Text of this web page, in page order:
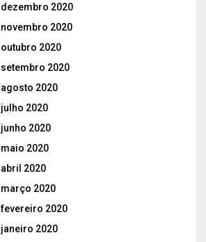
dezembro 2020
novembro 2020
outubro 2020
setembro 2020
agosto 2020
julho 2020
junho 2020
maio 2020
abril 2020
março 2020
fevereiro 2020
janeiro 2020